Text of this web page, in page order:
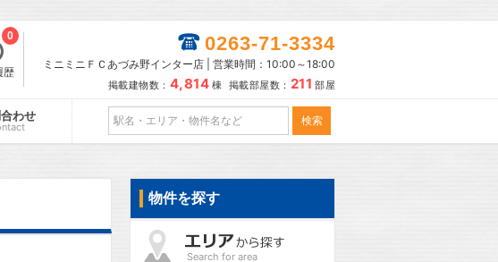
歴
0 0263-71-3334
ミニミニＦＣあづみ野インター店 | 営業時間：10:00～18:00
掲載建物数： 4,814 棟 掲載部屋数： 211 部屋
わせ
物件を探す
Search for area